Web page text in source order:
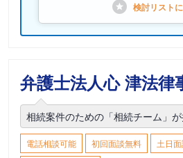
検討リストに
弁護士法人心 津法律
相続案件のための「相続チーム」が
電話相談可能 初回面談無料 土日